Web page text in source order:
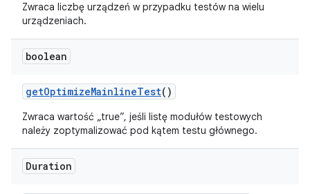
Zwraca liczbę urządzeń w przypadku testów na wielu
urządzeniach.
boolean
getOptimizeMainlineTest()
Zwraca wartość „true”, jeśli listę modułów testowych
należy zoptymalizować pod kątem testu głównego.
Duration